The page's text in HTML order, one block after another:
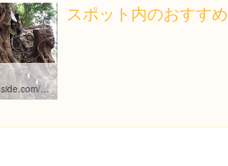
kinomiya.html
スポット内のおすすめ